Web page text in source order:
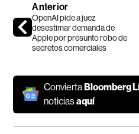
Anterior
OpenAI pide a juez
desestimar demanda de
Apple por presunto robo de
secretos comerciales
ConviertaBloomberg
noticiasaquí